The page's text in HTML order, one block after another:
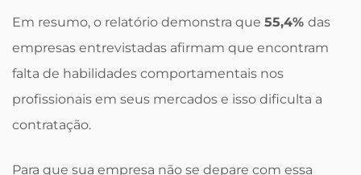
Em resumo, o relatório demonstra que 55,4% das
empresas entrevistadas afirmam que encontram
falta de habilidades comportamentais nos
profissionais em seus mercados e isso dificulta a
contratação.
Para que sua empresa não se depare com essa